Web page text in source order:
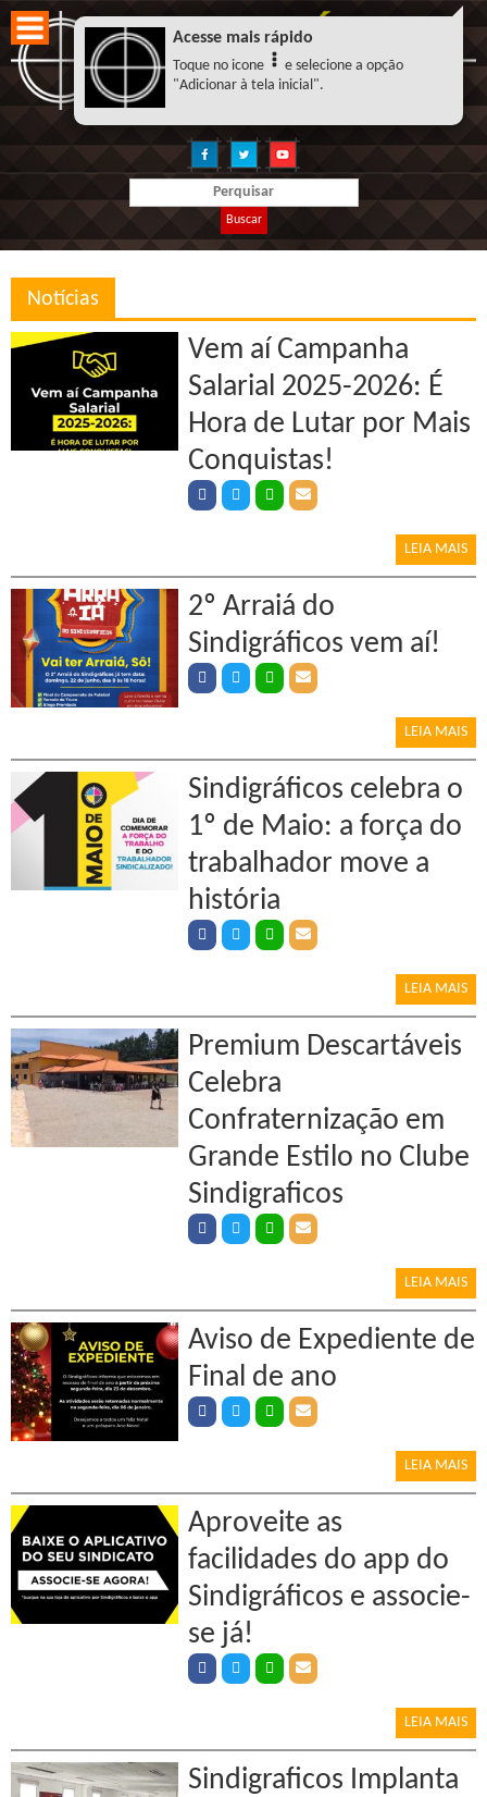
Buscar
Notícias
Vem aí Campanha
Salarial 2025-2026: É
Hora de Lutar por Mais
Conquistas!
LEIA MAIS
2º Arraiá do
Sindigráficos vem aí!
LEIA MAIS
Sindigráficos celebra o
1º de Maio: a força do
trabalhador move a
história
LEIA MAIS
Premium Descartáveis
Celebra
Confraternização em
Grande Estilo no Clube
Sindigraficos
LEIA MAIS
Aviso de Expediente de
Final de ano
LEIA MAIS
Aproveite as
facilidades do app do
Sindigráficos e associe-
se já!
LEIA MAIS
Sindigraficos Implanta
Acesse mais rápido
Toque no icone
e selecione a opção
"Adicionar à tela inicial".